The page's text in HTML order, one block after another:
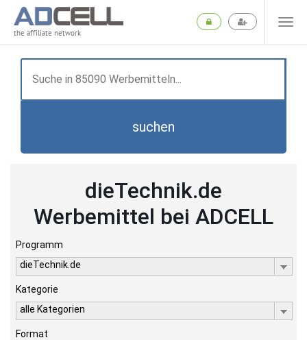
the affiliate network
suchen
dieTechnik.de
Werbemittel bei ADCELL
Programm
dieTechnik.de
Kategorie
alle Kategorien
Format